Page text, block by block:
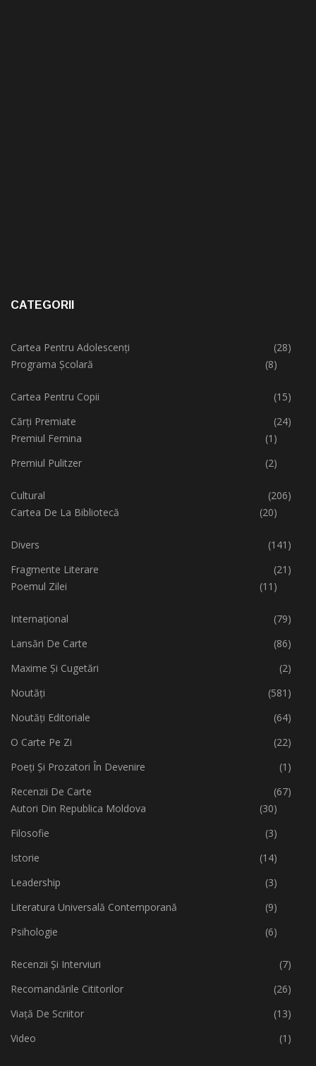
CATEGORII
Cartea Pentru Adolescenți
(28)
Programa Școlară
(8)
Cartea Pentru Copii
(15)
Cărți Premiate
(24)
Premiul Femina
(1)
Premiul Pulitzer
(2)
Cultural
(206)
Cartea De La Bibliotecă
(20)
Divers
(141)
Fragmente Literare
(21)
Poemul Zilei
(11)
Internațional
(79)
Lansări De Carte
(86)
Maxime Și Cugetări
(2)
Noutăți
(581)
Noutăți Editoriale
(64)
O Carte Pe Zi
(22)
Poeți Și Prozatori În Devenire
(1)
Recenzii De Carte
(67)
Autori Din Republica Moldova
(30)
Filosofie
(3)
Istorie
(14)
Leadership
(3)
Literatura Universală Contemporană
(9)
Psihologie
(6)
Recenzii Și Interviuri
(7)
Recomandările Cititorilor
(26)
Viață De Scriitor
(13)
Video
(1)